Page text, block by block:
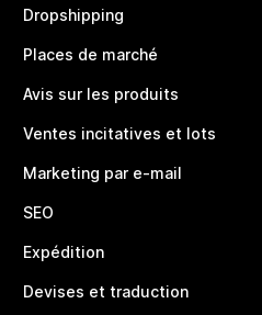
Dropshipping
Places de marché
Avis sur les produits
Ventes incitatives et lots
Marketing par e-mail
SEO
Expédition
Devises et traduction